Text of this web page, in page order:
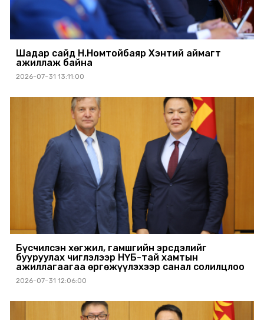
Шадар сайд Н.Номтойбаяр Хэнтий аймагт
ажиллаж байна
2026-07-31 13:11:00
Бүсчилсэн хөгжил, гамшгийн эрсдэлийг
бууруулах чиглэлээр НҮБ-тай хамтын
ажиллагаагаа өргөжүүлэхээр санал солилцлоо
2026-07-31 12:06:00